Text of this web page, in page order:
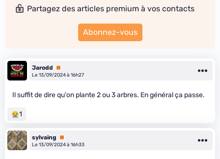
Partagez des articles premium à vos contacts
Abonnez-vous
Jarodd
Premium
Le 13/09/2024 à 16h27
Il suffit de dire qu'on plante 2 ou 3 arbres. En général ça passe.
1
sylvaing
Premium
Le 13/09/2024 à 16h33